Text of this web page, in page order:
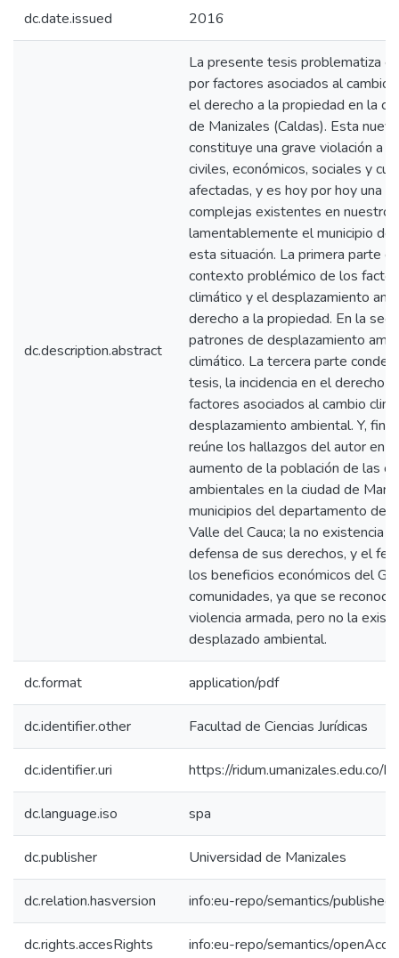
dc.date.issued 2016
dc.description.abstract
La presente tesis problematiza
por factores asociados al cambio
el derecho a la propiedad en la
de Manizales (Caldas). Esta
constituye una grave violación a
civiles, económicos, sociales y
afectadas, y es hoy por hoy una
complejas existentes en nuestro
lamentablemente el municipio de
esta situación. La primera parte
contexto problémico de los
climático y el desplazamiento
derecho a la propiedad. En la
patrones de desplazamiento
climático. La tercera parte
tesis, la incidencia en el derecho
factores asociados al cambio
desplazamiento ambiental. Y,
reúne los hallazgos del autor en
aumento de la población de las
ambientales en la ciudad de
municipios del departamento de
Valle del Cauca; la no existencia
defensa de sus derechos, y el
los beneficios económicos del
comunidades, ya que se
violencia armada, pero no la
desplazado ambiental.
dc.format application/pdf
dc.identifier.other Facultad de Ciencias Jurídicas
dc.identifier.uri https://
dc.language.iso spa
dc.publisher Universidad de Manizales
dc.relation.hasversion info:eu-repo/semantics/
dc.rights.accesRights info:eu-repo/semantics/